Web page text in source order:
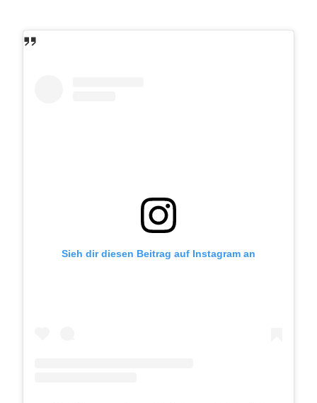
Sieh dir diesen Beitrag auf Instagram an